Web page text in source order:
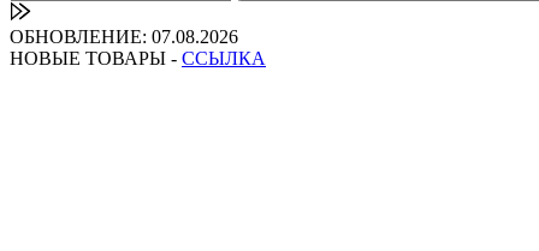
ОБНОВЛЕНИЕ: 07.08.2026
НОВЫЕ ТОВАРЫ - ССЫЛКА